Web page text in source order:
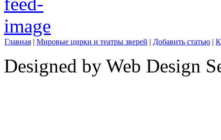
Главная | Мировые цирки и театры зверей | Добавить статью |
Designed by Web Design